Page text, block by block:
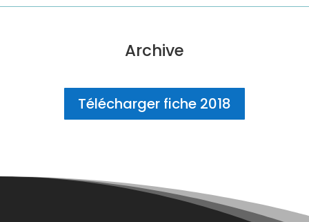
Archive
Télécharger fiche 2018